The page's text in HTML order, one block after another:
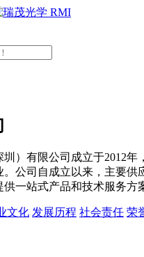
圳）有限公司成立于2012
。公司自成立以来，主要
一站式产品和技术服务方
文化 发展历程 社会责任 荣